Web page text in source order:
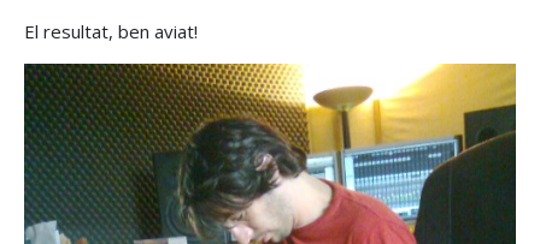
El resultat, ben aviat!